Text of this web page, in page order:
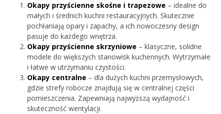
Okapy przyścienne skośne i trapezowe – idealne do
małych i średnich kuchni restauracyjnych. Skutecznie
pochłaniają opary i zapachy, a ich nowoczesny design
pasuje do każdego wnętrza.
Okapy przyścienne skrzyniowe – klasyczne, solidne
modele do większych stanowisk kuchennych. Wytrzymałe
i łatwe w utrzymaniu czystości.
Okapy centralne – dla dużych kuchni przemysłowych,
gdzie strefy robocze znajdują się w centralnej części
pomieszczenia. Zapewniają najwyższą wydajność i
skuteczność wentylacji.